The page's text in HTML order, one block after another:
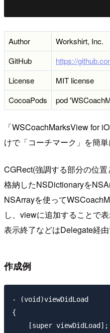
Author
Workshirt, Inc.
GitHub
https://
License
MIT license
CocoaPods
pod
「WSCoachMarksView for
けで「コーチマーク」を簡
CGRect(強調する部分の位
格納したNSDictionaryを
NSArrayを使って
し、viewに追加することで
表示終了などはDelegate経由
作成例
- (void)viewDidLoad
{
    [super viewDidLoad];